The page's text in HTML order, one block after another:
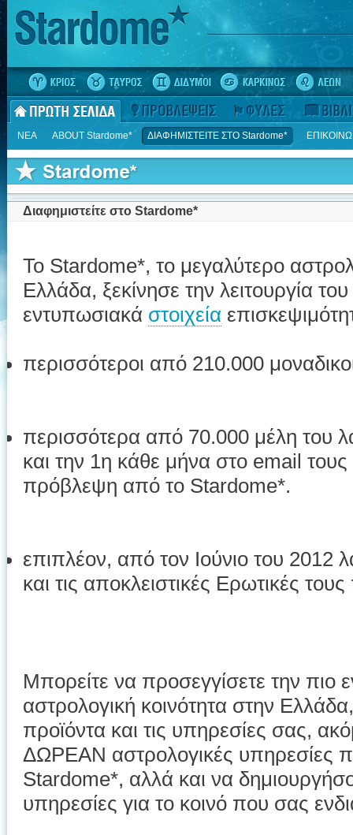
ΝΕΑ ΑΒΟUT Stardome* ΔΙΑΦΗΜΙΣΤΕΙΤΕ ΣΤΟ Stardome*
Διαφημιστείτε στο Stardome*
To Stardome*, το μεγαλύτερο
Ελλάδα, ξεκίνησε την λειτουργία
εντυπωσιακά στοιχεία
περισσότεροι από 210.000
περισσότερα από 70.000 μέλη του
και την 1η κάθε μήνα στο email
πρόβλεψη από το Stardome*.
επιπλέον, από τον Ιούνιο του 2012
και τις αποκλειστικές Ερωτικές
Μπορείτε να προσεγγίσετε την πιο
αστρολογική κοινότητα στην
προϊόντα και τις υπηρεσίες σας,
ΔΩΡΕΑΝ αστρολογικές υπηρεσίες
Stardome*, αλλά και να
υπηρεσίες για το κοινό που σας